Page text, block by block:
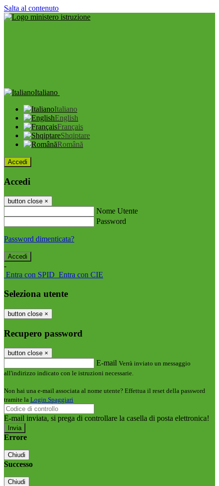
Salta al contenuto
Italiano
Italiano
English
Français
Shqiptare
Română
Accedi
Accedi
button close ×
Nome Utente
Password
Password dimenticata?
-
Entra con SPID Entra con CIE
Seleziona utente
button close ×
Recupero password
button close ×
E-mail Verrà inviato un messaggio
all'indirizzo indicato con le istruzioni necessarie.
Non hai una e-mail associata al nome utente? Effettua il reset della password
tramite la Login Spaggiari
E-mail inviata, si prega di controllare la casella di posta elettronica!
Errore
Chiudi
Successo
Chiudi